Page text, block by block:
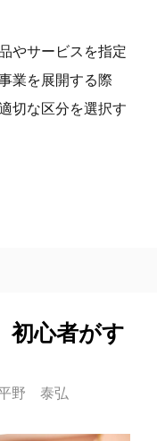
やサービスを指定
業を展開する際
切な区分を選択す
初心者がす
野 泰弘